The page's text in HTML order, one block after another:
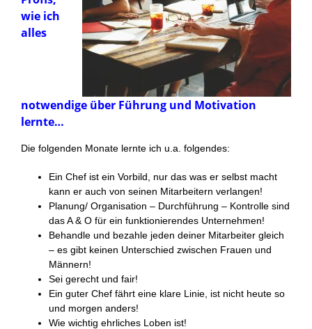
wie ich
alles
notwendige über Führung und Motivation
lernte…
Die folgenden Monate lernte ich u.a. folgendes:
Ein Chef ist ein Vorbild, nur das was er selbst macht
kann er auch von seinen Mitarbeitern verlangen!
Planung/ Organisation – Durchführung – Kontrolle sind
das A & O für ein funktionierendes Unternehmen!
Behandle und bezahle jeden deiner Mitarbeiter gleich
– es gibt keinen Unterschied zwischen Frauen und
Männern!
Sei gerecht und fair!
Ein guter Chef fährt eine klare Linie, ist nicht heute so
und morgen anders!
Wie wichtig ehrliches Loben ist!